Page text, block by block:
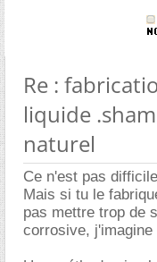
Re :
liquide
naturel
Ce n'est pas
Mais si tu le
pas mettre trop de
corrosive,